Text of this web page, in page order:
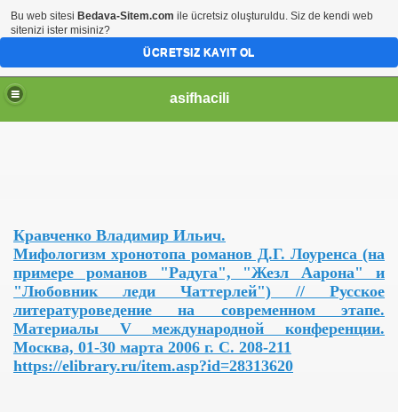
asifhacili
Кравченко Владимир Ильич.
Мифологизм хронотопа романов Д.Г. Лоуренса (на
примере романов "Радуга", "Жезл Аарона" и
"Любовник леди Чаттерлей") // Русское
литературоведение на современном этапе.
Материалы V международной конференции.
Москва, 01-30 марта 2006 г. С. 208-211
https://elibrary.ru/item.asp?id=28313620
Bu web sitesi Bedava-Sitem.com ile ücretsiz oluşturuldu. Siz de kendi web
sitenizi ister misiniz?
ÜCRETSIZ KAYIT OL